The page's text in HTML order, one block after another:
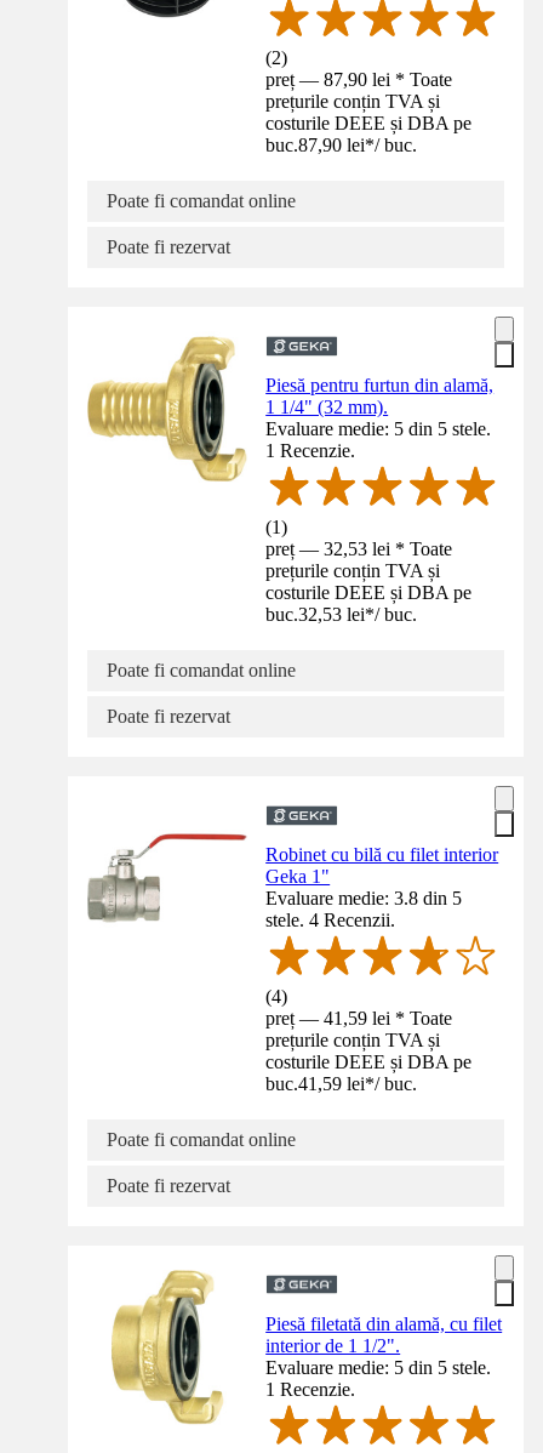
(2)
preț — 87,90 lei * Toate
prețurile conțin TVA și
costurile DEEE și DBA pe
buc.87,90 lei*/ buc.
Poate fi comandat online
Poate fi rezervat
Piesă pentru furtun din alamă,
1 1/4" (32 mm).
Evaluare medie: 5 din 5 stele.
1 Recenzie.
(1)
preț — 32,53 lei * Toate
prețurile conțin TVA și
costurile DEEE și DBA pe
buc.32,53 lei*/ buc.
Poate fi comandat online
Poate fi rezervat
Robinet cu bilă cu filet interior
Geka 1"
Evaluare medie: 3.8 din 5
stele. 4 Recenzii.
(4)
preț — 41,59 lei * Toate
prețurile conțin TVA și
costurile DEEE și DBA pe
buc.41,59 lei*/ buc.
Poate fi comandat online
Poate fi rezervat
Piesă filetată din alamă, cu filet
interior de 1 1/2".
Evaluare medie: 5 din 5 stele.
1 Recenzie.